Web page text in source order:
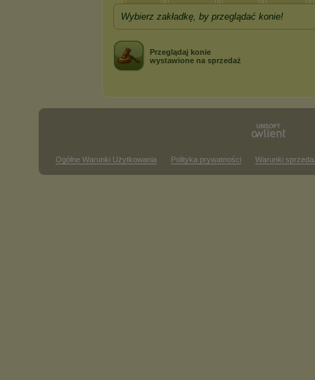
Wybierz zakładkę, by przeglądać konie!
Przeglądaj konie
wystawione na sprzedaż
Ogólne Warunki Użytkowania Polityka prywatności Warunki